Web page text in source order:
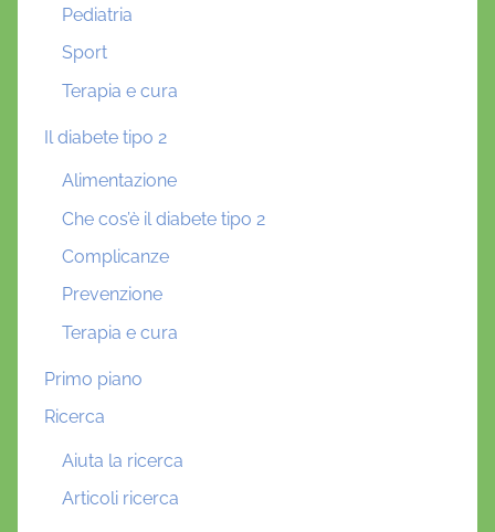
Pediatria
Sport
Terapia e cura
Il diabete tipo 2
Alimentazione
Che cos’è il diabete tipo 2
Complicanze
Prevenzione
Terapia e cura
Primo piano
Ricerca
Aiuta la ricerca
Articoli ricerca